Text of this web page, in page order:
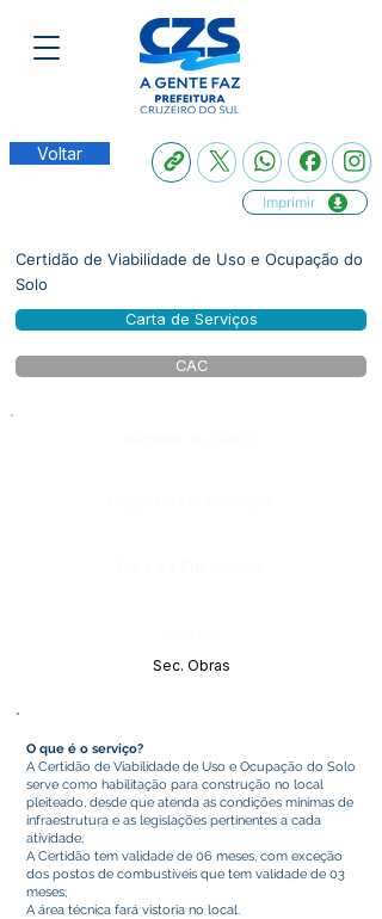
Voltar
Imprimir
Certidão de Viabilidade de Uso e Ocupação do
Solo
Carta de Serviços
CAC
Sec. Obras
O que é o serviço?
A Certidão de Viabilidade de Uso e Ocupação do Solo
serve como habilitação para construção no local
pleiteado, desde que atenda as condições mínimas de
infraestrutura e as legislações pertinentes a cada
atividade;
A Certidão tem validade de 06 meses, com exceção
dos postos de combustíveis que tem validade de 03
meses;
A área técnica fará vistoria no local.